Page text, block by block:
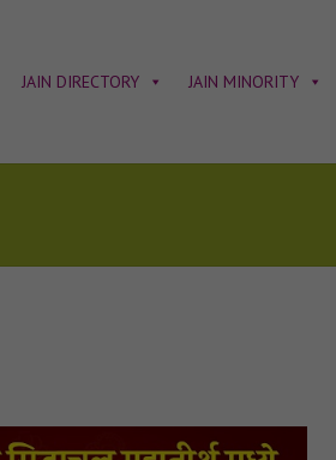
JAIN DIRECTORY JAIN MINORITY